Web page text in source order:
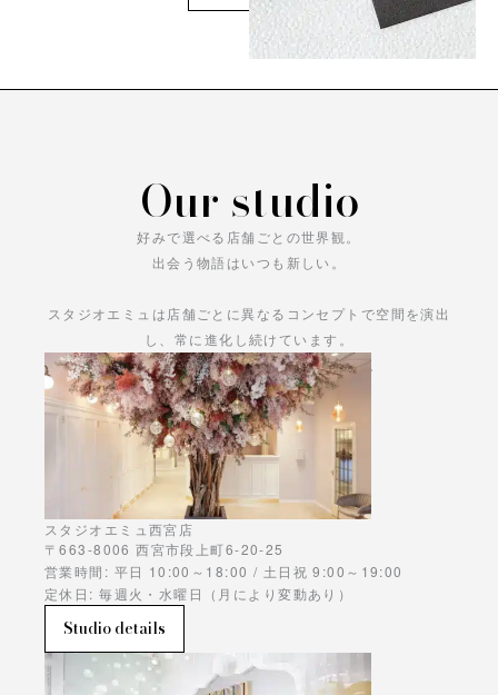
Our studio
好みで選べる店舗ごとの世界観。
出会う物語はいつも新しい。
スタジオエミュは店舗ごとに異なるコンセプトで空間を演出
し、常に進化し続けています。
あなただけの物語をお楽しみください。
スタジオエミュ西宮店
〒663-8006 西宮市段上町6-20-25
営業時間: 平日 10:00～18:00 / 土日祝 9:00～19:00
定休日: 毎週火・水曜日（月により変動あり）
Studio details